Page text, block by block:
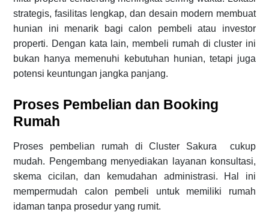
strategis, fasilitas lengkap, dan desain modern membuat
hunian ini menarik bagi calon pembeli atau investor
properti. Dengan kata lain, membeli rumah di cluster ini
bukan hanya memenuhi kebutuhan hunian, tetapi juga
potensi keuntungan jangka panjang.
Proses Pembelian dan Booking
Rumah
Proses pembelian rumah di Cluster Sakura cukup
mudah. Pengembang menyediakan layanan konsultasi,
skema cicilan, dan kemudahan administrasi. Hal ini
mempermudah calon pembeli untuk memiliki rumah
idaman tanpa prosedur yang rumit.